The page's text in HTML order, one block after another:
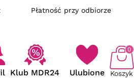
Płatność przy odbiorze
Klub MDR24 Ulubione Koszyk
0